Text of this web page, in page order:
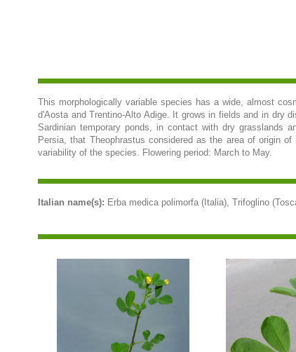
This morphologically variable species has a wide, almost
d'Aosta and Trentino-Alto Adige. It grows in fields and in dry
Sardinian temporary ponds, in contact with dry grasslands
Persia, that Theophrastus considered as the area of origin of
variability of the species. Flowering period: March to May.
Italian name(s): Erba medica polimorfa (Italia), Trifoglino